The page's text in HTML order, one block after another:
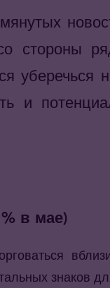
стороны
уберечься
и
в мае)
знаков